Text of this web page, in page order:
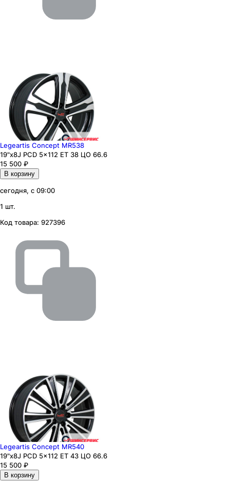
Legeartis Concept MR538
19"x8J PCD 5x112 ЕТ 38 ЦО 66.6
15 500 ₽
В корзину
сегодня, с 09:00
1 шт.
Код товара: 927396
Legeartis Concept MR540
19"x8J PCD 5x112 ЕТ 43 ЦО 66.6
15 500 ₽
В корзину